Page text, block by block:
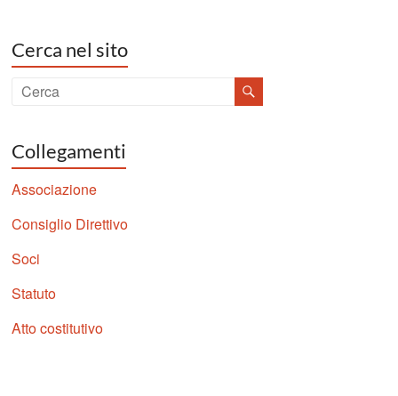
Cerca nel sito
Collegamenti
Associazione
Consiglio Direttivo
Soci
Statuto
Atto costitutivo